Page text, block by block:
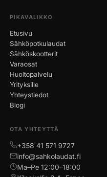
PIKAVALIKKO
Etusivu
Sähköpotkulaudat
Sähköskootterit
Varaosat
Huoltopalvelu
Yrityksille
Yhteystiedot
Blogi
OTA YHTEYTTÄ
+358 41 571 9727
info@sahkolaudat.fi
Ma–Pe 12:00–18:00